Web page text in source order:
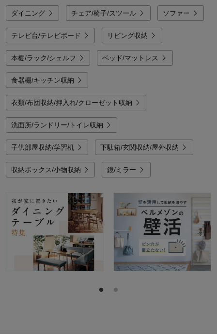
ダイニング チェア/椅子/スツール ソファー
テレビ台/テレビボード リビング収納
本棚/ラック/シェルフ ベッド/マットレス
食器棚/キッチン収納
衣類/布団収納/押入れ/クローゼット収納
洗面所/ランドリー/トイレ収納
子供部屋収納/学習机 下駄箱/玄関収納/屋外収納
収納ボックス/小物収納 鏡/ミラー